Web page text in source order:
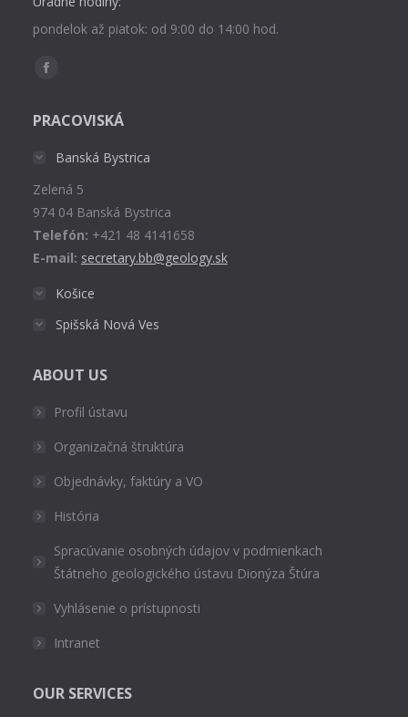
pondelok až piatok: od 9:00 do 14:00 hod.
Find us on:
Facebook
opens
window
PRACOVISKÁ
Banská Bystrica
Zelená 5
974 04 Banská Bystrica
Telefón: +421 48 4141658
E-mail: secretary.bb@geology.sk
Košice
Spišská Nová Ves
ABOUT US
Profil ústavu
Organizačná štruktúra
Objednávky, faktúry a VO
História
Spracúvanie osobných údajov v podmienkach
Štátneho geologického ústavu Dionýza Štúra
Vyhlásenie o prístupnosti
Intranet
OUR SERVICES